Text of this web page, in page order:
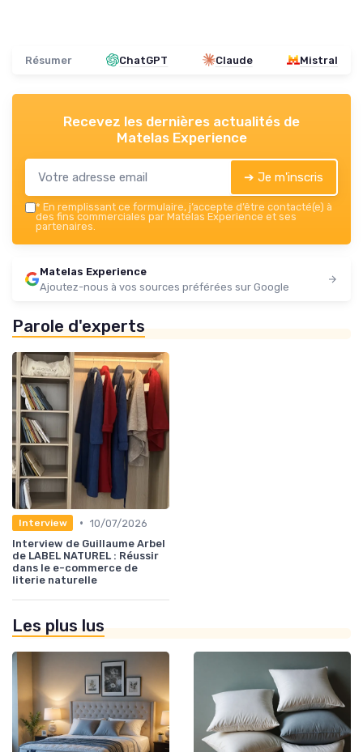
Résumer ChatGPT Claude Mistral
Recevez les dernières actualités de
Matelas Experience
➔ Je m'inscris
* En remplissant ce formulaire, j’accepte d’être contacté(e) à
des fins commerciales par Matelas Experience et ses
partenaires.
Matelas Experience
Ajoutez-nous à vos sources préférées sur Google
Parole d'experts
Interview • 10/07/2026
Interview de Guillaume Arbel
de LABEL NATUREL : Réussir
dans le e-commerce de
literie naturelle
Les plus lus